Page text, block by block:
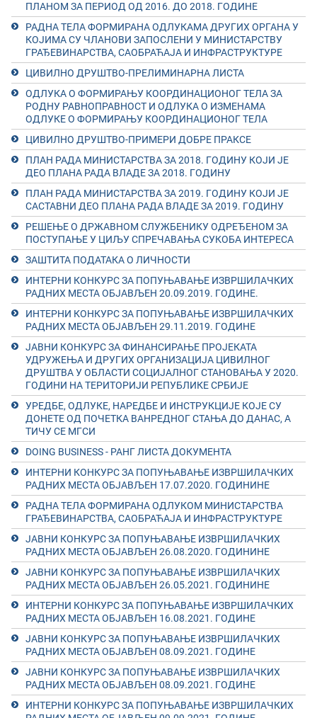
ПЛАНОМ ЗА ПЕРИОД ОД 2016. ДО 2018. ГОДИНЕ
РАДНА ТЕЛА ФОРМИРАНА ОДЛУКАМА ДРУГИХ ОРГАНА У
КОЈИМА СУ ЧЛАНОВИ ЗАПОСЛЕНИ У МИНИСТАРСТВУ
ГРАЂЕВИНАРСТВА, САОБРАЋАЈА И ИНФРАСТРУКТУРЕ
ЦИВИЛНО ДРУШТВО-ПРЕЛИМИНАРНА ЛИСТА
ОДЛУКА О ФОРМИРАЊУ КООРДИНАЦИОНОГ ТЕЛА ЗА
РОДНУ РАВНОПРАВНОСТ И ОДЛУКА О ИЗМЕНАМА
ОДЛУКЕ О ФОРМИРАЊУ КООРДИНАЦИОНОГ ТЕЛА
ЦИВИЛНО ДРУШТВО-ПРИМЕРИ ДОБРЕ ПРАКСЕ
ПЛАН РАДА МИНИСТАРСТВА ЗА 2018. ГОДИНУ КОЈИ ЈЕ
ДЕО ПЛАНА РАДА ВЛАДЕ ЗА 2018. ГОДИНУ
ПЛАН РАДА МИНИСТАРСТВА ЗА 2019. ГОДИНУ КОЈИ ЈЕ
САСТАВНИ ДЕО ПЛАНА РАДА ВЛАДЕ ЗА 2019. ГОДИНУ
РЕШЕЊЕ О ДРЖАВНОМ СЛУЖБЕНИКУ ОДРЕЂЕНОМ ЗА
ПОСТУПАЊЕ У ЦИЉУ СПРЕЧАВАЊА СУКОБА ИНТЕРЕСА
ЗАШТИТА ПОДАТАКА О ЛИЧНОСТИ
ИНТЕРНИ КОНКУРС ЗА ПОПУЊАВАЊЕ ИЗВРШИЛАЧКИХ
РАДНИХ МЕСТА ОБЈАВЉЕН 20.09.2019. ГОДИНЕ.
ИНТЕРНИ КОНКУРС ЗА ПОПУЊАВАЊЕ ИЗВРШИЛАЧКИХ
РАДНИХ МЕСТА ОБЈАВЉЕН 29.11.2019. ГОДИНЕ
ЈАВНИ КОНКУРС ЗА ФИНАНСИРАЊЕ ПРОЈЕКАТА
УДРУЖЕЊА И ДРУГИХ ОРГАНИЗАЦИЈА ЦИВИЛНОГ
ДРУШТВА У ОБЛАСТИ СОЦИЈАЛНОГ СТАНОВАЊА У 2020.
ГОДИНИ НА ТЕРИТОРИЈИ РЕПУБЛИКЕ СРБИЈЕ
УРЕДБЕ, ОДЛУКЕ, НАРЕДБЕ И ИНСТРУКЦИЈЕ КОЈЕ СУ
ДОНЕТЕ ОД ПОЧЕТКА ВАНРЕДНОГ СТАЊА ДО ДАНАС, А
ТИЧУ СЕ МГСИ
DOING BUSINESS - РАНГ ЛИСТА ДОКУМЕНТА
ИНТЕРНИ КОНКУРС ЗА ПОПУЊАВАЊЕ ИЗВРШИЛАЧКИХ
РАДНИХ МЕСТА ОБЈАВЉЕН 17.07.2020. ГОДИНИНЕ
РАДНА ТЕЛА ФОРМИРАНА ОДЛУКОМ МИНИСТАРСТВА
ГРАЂЕВИНАРСТВА, САОБРАЋАЈА И ИНФРАСТРУКТУРЕ
ЈАВНИ КОНКУРС ЗА ПОПУЊАВАЊЕ ИЗВРШИЛАЧКИХ
РАДНИХ МЕСТА ОБЈАВЉЕН 26.08.2020. ГОДИНИНЕ
ЈАВНИ КОНКУРС ЗА ПОПУЊАВАЊЕ ИЗВРШИЛАЧКИХ
РАДНИХ МЕСТА ОБЈАВЉЕН 26.05.2021. ГОДИНИНЕ
ИНТЕРНИ КОНКУРС ЗА ПОПУЊАВАЊЕ ИЗВРШИЛАЧКИХ
РАДНИХ МЕСТА ОБЈАВЉЕН 16.08.2021. ГОДИНЕ
ЈАВНИ КОНКУРС ЗА ПОПУЊАВАЊЕ ИЗВРШИЛАЧКИХ
РАДНИХ МЕСТА ОБЈАВЉЕН 08.09.2021. ГОДИНЕ
ЈАВНИ КОНКУРС ЗА ПОПУЊАВАЊЕ ИЗВРШИЛАЧКИХ
РАДНИХ МЕСТА ОБЈАВЉЕН 08.09.2021. ГОДИНЕ
ИНТЕРНИ КОНКУРС ЗА ПОПУЊАВАЊЕ ИЗВРШИЛАЧКИХ